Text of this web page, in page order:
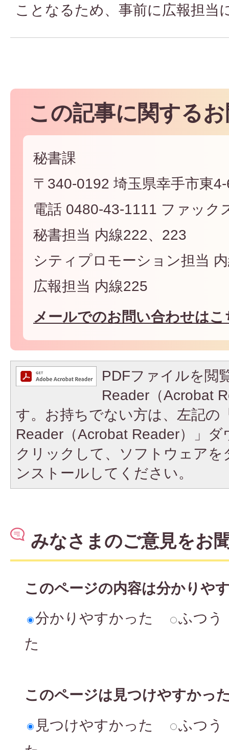
ことなるため、事前に広報担当
この記事に関する
秘書課
〒340-0192 埼玉県幸手市東
電話 0480-43-1111 ファック
秘書担当 内線222、223
シティプロモーション担当
広報担当 内線225
メールでのお問い合わせは
PDFファイルを閲
Reader（Acrobat
す。お持ちでない方は、左記の
Reader（Acrobat Reader）」
クリックして、ソフトウェア
ンストールしてください。
みなさまのご意見をお
このページの内容は分かりや
分かりやすかった
ふつう
た
このページは見つけやすかっ
見つけやすかった
ふつう